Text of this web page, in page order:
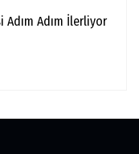
Adım Adım İlerliyor